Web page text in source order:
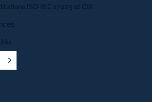
ISO-IEC 17025 et CIR